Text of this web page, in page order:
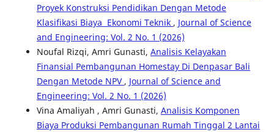
Proyek Konstruksi Pendidikan Dengan Metode
Klasifikasi Biaya Ekonomi Teknik , Journal of Science
and Engineering: Vol. 2 No. 1 (2026)
Noufal Rizqi, Amri Gunasti, Analisis Kelayakan
Finansial Pembangunan Homestay Di Denpasar Bali
Dengan Metode NPV , Journal of Science and
Engineering: Vol. 2 No. 1 (2026)
Vina Amaliyah , Amri Gunasti, Analisis Komponen
Biaya Produksi Pembangunan Rumah Tinggal 2 Lantai